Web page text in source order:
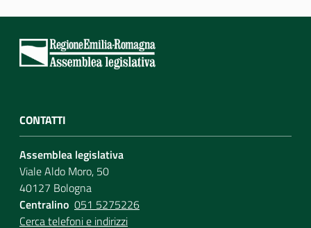
CONTATTI
Assemblea legislativa
Viale Aldo Moro, 50
40127 Bologna
Centralino 051 5275226
Cerca telefoni e indirizzi